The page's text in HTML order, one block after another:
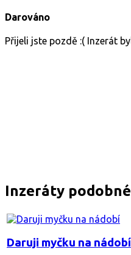
Darováno
Přijeli jste pozdě :( Inzerát
Inzeráty
Daruji myčku na nádobí